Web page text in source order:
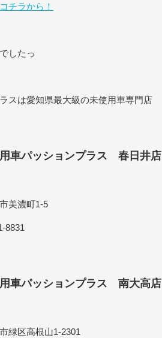
チラから！
したっ
スは愛知県最大級の未使用車専門店
用車パッションプラス 春日井店
美濃町1-5
8831
用車パッションプラス 南大高店
緑区高根山1-2301